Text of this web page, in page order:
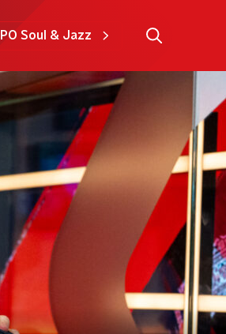
Soul & Jazz